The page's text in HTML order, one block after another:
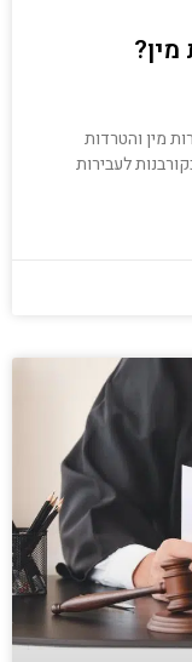
מין והטרדות
לעבירות